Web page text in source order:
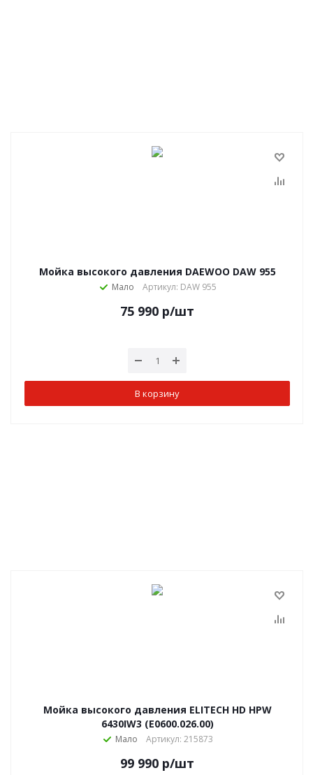
Мойка высокого давления DAEWOO DAW 955
Мало Артикул: DAW 955
75 990 р/шт
В корзину
Мойка высокого давления ELITECH HD HPW
6430IW3 (E0600.026.00)
Мало Артикул: 215873
99 990 р/шт